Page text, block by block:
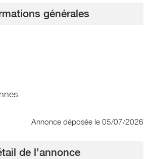
générales
Annonce déposée le 05/07/2026
de l'annonce